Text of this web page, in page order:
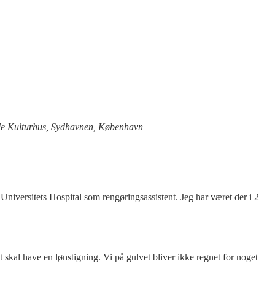
Kulturhus, Sydhavnen, København
Hospital som rengøringsassistent. Jeg har været der i 2
have en lønstigning. Vi på gulvet bliver ikke regnet for noget